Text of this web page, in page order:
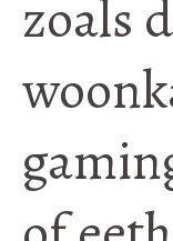
zoals